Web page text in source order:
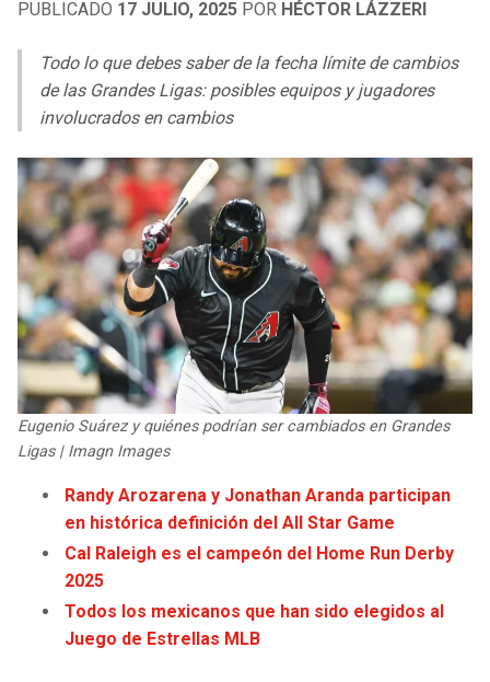
LIGA DE EXPANSIÓN MX
LEAGUES CUP
UEFA EUROPA LEAGUE
UEFA CONFERENCE LEAGUE
MLS
COPA LIBERTADORES
COPA SUDAMERICANA
LIGA BETPLAY
OTRAS LIGAS
RAIDERS
CHARGERS
RAVENS
BENGALS
BROWNS
STEELERS
TEXANS
COLTS
JAGUARS
CAVALIERS
PISTONS
PACERS
BUCKS
HAWKS
HORNETS
HEAT
MAGIC
WIZARDS
PUBLICADO 17 JULIO, 2025 POR HÉCTOR LÁZZERI
Todo lo que debes saber de la fecha límite de cambios
de las Grandes Ligas: posibles equipos y jugadores
involucrados en cambios
Eugenio Suárez y quiénes podrían ser cambiados en Grandes
Ligas | Imagn Images
Randy Arozarena y Jonathan Aranda participan
en histórica definición del All Star Game
Cal Raleigh es el campeón del Home Run Derby
2025
Todos los mexicanos que han sido elegidos al
Juego de Estrellas MLB